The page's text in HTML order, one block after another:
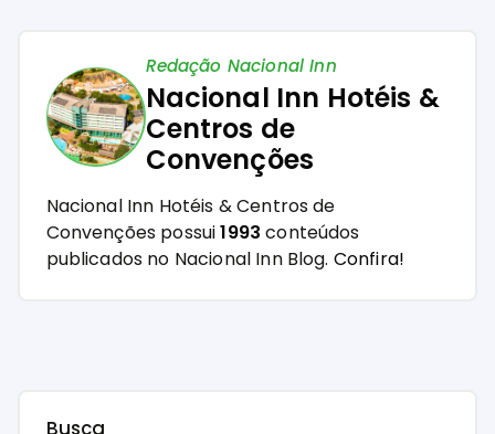
Redação Nacional Inn
Nacional Inn Hotéis &
Centros de
Convenções
Nacional Inn Hotéis & Centros de
Convenções possui1993 conteúdos
publicados no Nacional Inn Blog. Confira!
Busca